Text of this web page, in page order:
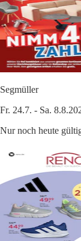
Segmüller
Fr. 24.7. - Sa.
Nur noch heute